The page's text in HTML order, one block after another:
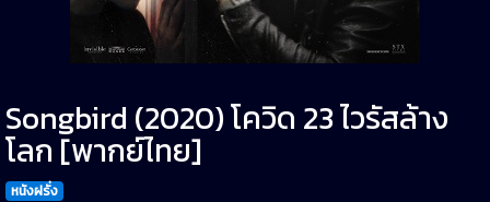
Songbird (2020) โควิด 23 ไวรัสล้าง
โลก [พากย์ไทย]
หนังฝรั่ง